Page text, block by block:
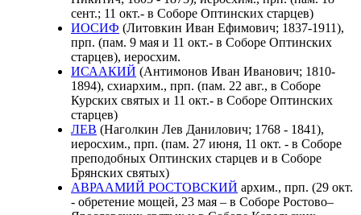
сент.; 11 окт.- в Соборе Оптинских старцев)
ИОСИФ (Литовкин Иван Ефимович; 1837-1911),
прп. (пам. 9 мая и 11 окт.- в Соборе Оптинских
старцев), иеросхим.
ИСААКИЙ (Антимонов Иван Иванович; 1810-
1894), схиархим., прп. (пам. 22 авг., в Соборе
Курских святых и 11 окт.- в Соборе Оптинских
старцев)
ЛЕВ (Наголкин Лев Данилович; 1768 - 1841),
иеросхим., прп. (пам. 27 июня, 11 окт. - в Соборе
преподобных Оптинских старцев и в Соборе
Брянских святых)
АВРААМИЙ РОСТОВСКИЙ архим., прп. (29 окт.
- обретение мощей, 23 мая – в Соборе Ростово–